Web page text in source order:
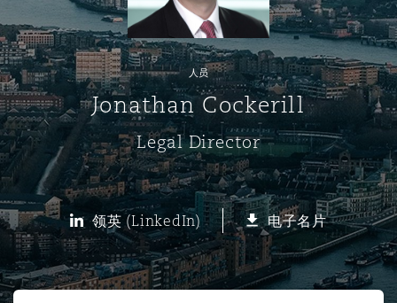
Commerical Dispute
Debt Recovery
Emergency Response & Crisis
Management
Finance & Leasing
企业、商业与合规保险
数据保护与隐私权
劳动、养老金和移民n
金融
议解决 Commercial Litigation
源、海洋与贸易
Trade & Commodities
险和再保险
Corporate, Commercial &
Insurance
Cyber Risk
Employers' & Public Liability
Employment Practices
目和建筑工程
基础设施
PPP/PFI
Public Procurement
房地产
External Investigations
Financial Services
Fraud & White-Collar Crime
Internal Investigations
& Co Newton - 解锁智能索赔新模式
议融资
Eco Audit
累斯萨拉姆
翰内斯堡
罗比 – 联营办公室
里斯班
庆
港
隆坡 – 联营办公室
约热内卢
地亚哥 – 联营办公室
保罗
哈
拜
达
雅得
尔加里
加哥
拉斯
佛
明翰
里斯托尔
里
柏林（圣史蒂芬绿地大厦）
人员
Jonathan Cockerill
Legal Director
领英 (LinkedIn) 电子名片
选择所需部分